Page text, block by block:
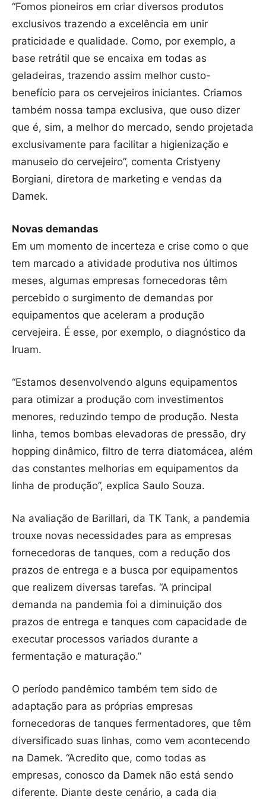
“Fomos pioneiros em criar diversos produtos
exclusivos trazendo a excelência em unir
praticidade e qualidade. Como, por exemplo, a
base retrátil que se encaixa em todas as
geladeiras, trazendo assim melhor custo-
benefício para os cervejeiros iniciantes. Criamos
também nossa tampa exclusiva, que ouso dizer
que é, sim, a melhor do mercado, sendo projetada
exclusivamente para facilitar a higienização e
manuseio do cervejeiro”, comenta Cristyeny
Borgiani, diretora de marketing e vendas da
Damek.
Novas demandas
Em um momento de incerteza e crise como o que
tem marcado a atividade produtiva nos últimos
meses, algumas empresas fornecedoras têm
percebido o surgimento de demandas por
equipamentos que aceleram a produção
cervejeira. É esse, por exemplo, o diagnóstico da
Iruam.
“Estamos desenvolvendo alguns equipamentos
para otimizar a produção com investimentos
menores, reduzindo tempo de produção. Nesta
linha, temos bombas elevadoras de pressão, dry
hopping dinâmico, filtro de terra diatomácea, além
das constantes melhorias em equipamentos da
linha de produção”, explica Saulo Souza.
Na avaliação de Barillari, da TK Tank, a pandemia
trouxe novas necessidades para as empresas
fornecedoras de tanques, com a redução dos
prazos de entrega e a busca por equipamentos
que realizem diversas tarefas. “A principal
demanda na pandemia foi a diminuição dos
prazos de entrega e tanques com capacidade de
executar processos variados durante a
fermentação e maturação.”
O período pandêmico também tem sido de
adaptação para as próprias empresas
fornecedoras de tanques fermentadores, que têm
diversificado suas linhas, como vem acontecendo
na Damek. “Acredito que, como todas as
empresas, conosco da Damek não está sendo
diferente. Diante deste cenário, a cada dia